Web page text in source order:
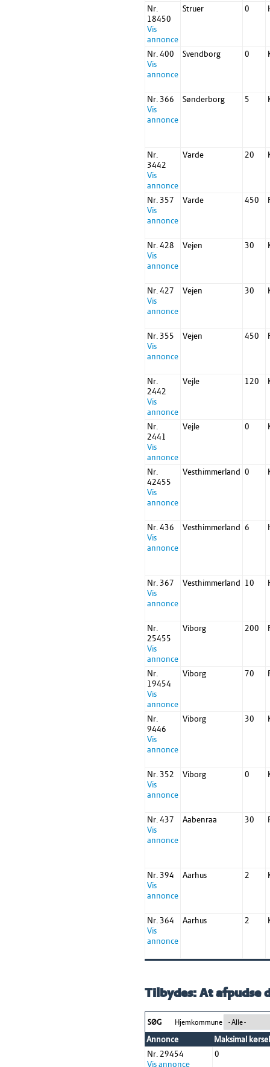
Nr.
18450
Vis
annonce
Struer 0
Nr. 400
Vis
annonce
Svendborg 0
Nr. 366
Vis
annonce
Sønderborg 5
Nr.
3442
Vis
annonce
Varde 20
Nr. 357
Vis
annonce
Varde 450
Nr. 428
Vis
annonce
Vejen 30
Nr. 427
Vis
annonce
Vejen 30
Nr. 355
Vis
annonce
Vejen 450
Nr.
2442
Vis
annonce
Vejle 120
Nr.
2441
Vis
annonce
Vejle 0
Nr.
42455
Vis
annonce
Vesthimmerland 0
Nr. 436
Vis
annonce
Vesthimmerland 6
Nr. 367
Vis
annonce
Vesthimmerland 10
Nr.
25455
Vis
annonce
Viborg 200
Nr.
19454
Vis
annonce
Viborg 70
Nr.
9446
Vis
annonce
Viborg 30
Nr. 352
Vis
annonce
Viborg 0
Nr. 437
Vis
annonce
Aabenraa 30
Nr. 394
Vis
annonce
Aarhus 2
Nr. 364
Vis
annonce
Aarhus 2
Tilbydes: At afpudse
SØG Hjemkommune
Annonce
Maksimal
Nr. 29454
Vis annonce
0